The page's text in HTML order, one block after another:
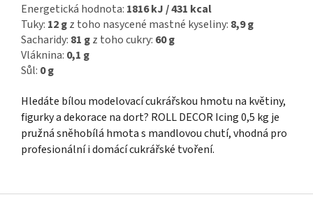
Energetická hodnota: 1816 kJ / 431 kcal
Tuky: 12 gz toho nasycené mastné kyseliny: 8,9 g
Sacharidy: 81 gz toho cukry: 60 g
Vláknina: 0,1 g
Sůl: 0 g
Hledáte bílou modelovací cukrářskou hmotu na květiny,
figurky a dekorace na dort? ROLL DECOR Icing 0,5 kg je
pružná sněhobílá hmota s mandlovou chutí, vhodná pro
profesionální i domácí cukrářské tvoření.